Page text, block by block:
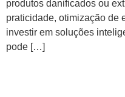
produtos danificados ou
praticidade, otimização de
investir em soluções
pode […]